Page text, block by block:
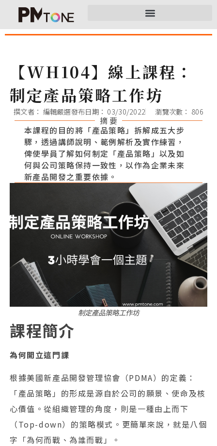
【WH104】線上課程：
制定產品策略工作坊
撰文者： 編輯嚴選發布日期： 03/30/2022 瀏覽次數： 806
摘 要
本課程的目的將「產品策略」拆解成五大步
驟，透過講師說明、範例解析及實作練習，
俾使學員了解如何制定「產品策略」以及如
何與公司策略保持一致性，以作為企業未來
新產品開發之重要依據。
制定產品策略工作坊
課程簡介
為何開立這門課
根據美國新產品開發管理協會（PDMA）的定義：
「產品策略」的形成是源自於公司的願景、使命及核
心價值。從組織管理的角度，則是一種由上而下
（Top-down）的策略模式。更簡單來說，就是八個
字「為何而戰、為誰而戰」。